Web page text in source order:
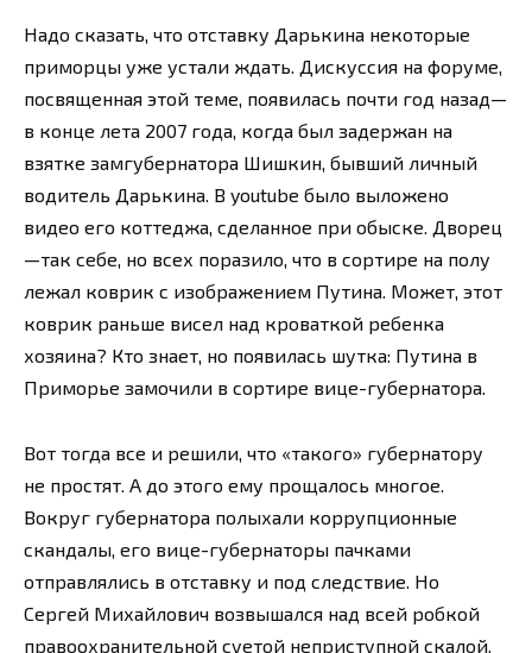
Надо сказать, что отставку Дарькина некоторые
приморцы уже устали ждать. Дискуссия на форуме,
посвященная этой теме, появилась почти год назад—
в конце лета 2007 года, когда был задержан на
взятке замгубернатора Шишкин, бывший личный
водитель Дарькина. В youtube было выложено
видео его коттеджа, сделанное при обыске. Дворец
—так себе, но всех поразило, что в сортире на полу
лежал коврик с изображением Путина. Может, этот
коврик раньше висел над кроваткой ребенка
хозяина? Кто знает, но появилась шутка: Путина в
Приморье замочили в сортире вице-губернатора.
Вот тогда все и решили, что «такого» губернатору
не простят. А до этого ему прощалось многое.
Вокруг губернатора полыхали коррупционные
скандалы, его вице-губернаторы пачками
отправлялись в отставку и под следствие. Но
Сергей Михайлович возвышался над всей робкой
правоохранительной суетой неприступной скалой.